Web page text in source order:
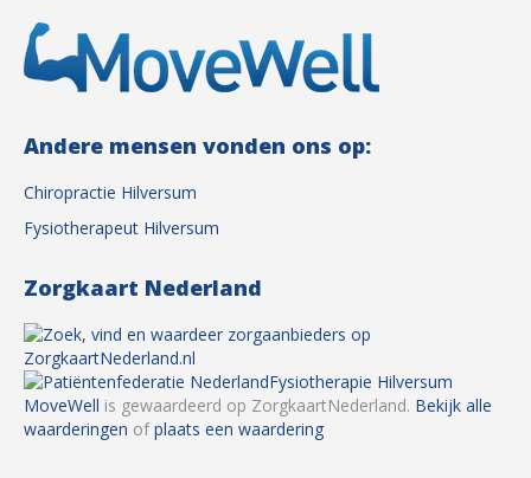
Andere mensen vonden ons op:
Chiropractie Hilversum
Fysiotherapeut Hilversum
Zorgkaart Nederland
Fysiotherapie Hilversum
MoveWell is gewaardeerd op ZorgkaartNederland. Bekijk alle
waarderingen ofplaats een waardering